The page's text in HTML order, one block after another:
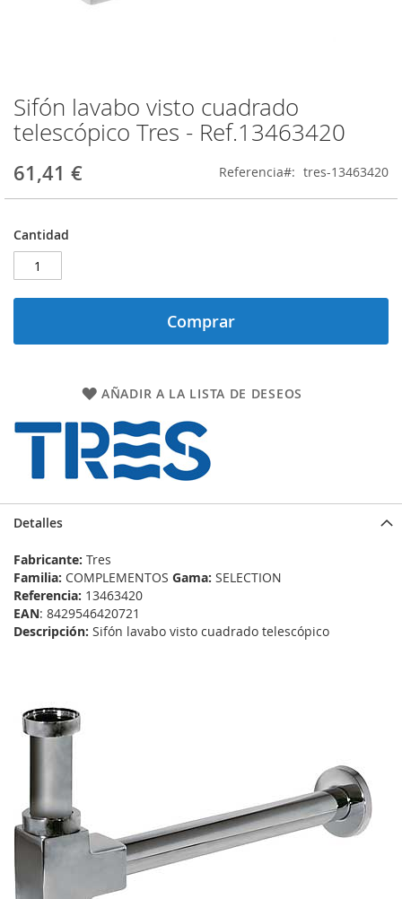
Sifón lavabo visto cuadrado
telescópico Tres - Ref.13463420
61,41 € Referencia tres-13463420
Cantidad
Comprar
AÑADIR A LA LISTA DE DESEOS
Saltar
al
comienzo
la
imágenes
Detalles
Fabricante: Tres
Familia: COMPLEMENTOS Gama: SELECTION
Referencia: 13463420
EAN: 8429546420721
Descripción: Sifón lavabo visto cuadrado telescópico